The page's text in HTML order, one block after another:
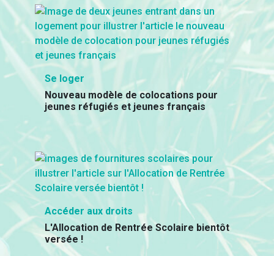
Se loger
Nouveau modèle de colocations pour
jeunes réfugiés et jeunes français
Accéder aux droits
L'Allocation de Rentrée Scolaire bientôt
versée !